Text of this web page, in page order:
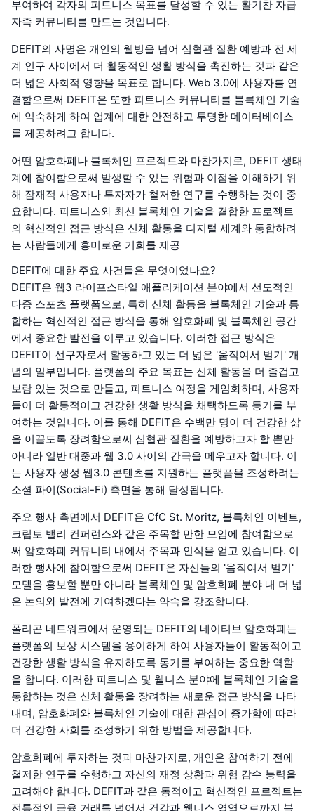
부여하여 각자의 피트니스 목표를 달성할 수 있는 활기찬 자급
자족 커뮤니티를 만드는 것입니다.
DEFIT의 사명은 개인의 웰빙을 넘어 심혈관 질환 예방과 전 세
계 인구 사이에서 더 활동적인 생활 방식을 촉진하는 것과 같은
더 넓은 사회적 영향을 목표로 합니다. Web 3.0에 사용자를 연
결함으로써 DEFIT은 또한 피트니스 커뮤니티를 블록체인 기술
에 익숙하게 하여 업계에 대한 안전하고 투명한 데이터베이스
를 제공하려고 합니다.
어떤 암호화폐나 블록체인 프로젝트와 마찬가지로, DEFIT 생태
계에 참여함으로써 발생할 수 있는 위험과 이점을 이해하기 위
해 잠재적 사용자나 투자자가 철저한 연구를 수행하는 것이 중
요합니다. 피트니스와 최신 블록체인 기술을 결합한 프로젝트
의 혁신적인 접근 방식은 신체 활동을 디지털 세계와 통합하려
는 사람들에게 흥미로운 기회를 제공
DEFIT에 대한 주요 사건들은 무엇이었나요?
DEFIT은 웹3 라이프스타일 애플리케이션 분야에서 선도적인
다중 스포츠 플랫폼으로, 특히 신체 활동을 블록체인 기술과 통
합하는 혁신적인 접근 방식을 통해 암호화폐 및 블록체인 공간
에서 중요한 발전을 이루고 있습니다. 이러한 접근 방식은
DEFIT이 선구자로서 활동하고 있는 더 넓은 '움직여서 벌기' 개
념의 일부입니다. 플랫폼의 주요 목표는 신체 활동을 더 즐겁고
보람 있는 것으로 만들고, 피트니스 여정을 게임화하며, 사용자
들이 더 활동적이고 건강한 생활 방식을 채택하도록 동기를 부
여하는 것입니다. 이를 통해 DEFIT은 수백만 명이 더 건강한 삶
을 이끌도록 장려함으로써 심혈관 질환을 예방하고자 할 뿐만
아니라 일반 대중과 웹 3.0 사이의 간극을 메우고자 합니다. 이
는 사용자 생성 웹3.0 콘텐츠를 지원하는 플랫폼을 조성하려는
소셜 파이(Social-Fi) 측면을 통해 달성됩니다.
주요 행사 측면에서 DEFIT은 CfC St. Moritz, 블록체인 이벤트,
크립토 밸리 컨퍼런스와 같은 주목할 만한 모임에 참여함으로
써 암호화폐 커뮤니티 내에서 주목과 인식을 얻고 있습니다. 이
러한 행사에 참여함으로써 DEFIT은 자신들의 '움직여서 벌기'
모델을 홍보할 뿐만 아니라 블록체인 및 암호화폐 분야 내 더 넓
은 논의와 발전에 기여하겠다는 약속을 강조합니다.
폴리곤 네트워크에서 운영되는 DEFIT의 네이티브 암호화폐는
플랫폼의 보상 시스템을 용이하게 하여 사용자들이 활동적이고
건강한 생활 방식을 유지하도록 동기를 부여하는 중요한 역할
을 합니다. 이러한 피트니스 및 웰니스 분야에 블록체인 기술을
통합하는 것은 신체 활동을 장려하는 새로운 접근 방식을 나타
내며, 암호화폐와 블록체인 기술에 대한 관심이 증가함에 따라
더 건강한 사회를 조성하기 위한 방법을 제공합니다.
암호화폐에 투자하는 것과 마찬가지로, 개인은 참여하기 전에
철저한 연구를 수행하고 자신의 재정 상황과 위험 감수 능력을
고려해야 합니다. DEFIT과 같은 동적이고 혁신적인 프로젝트는
전통적인 금융 거래를 넘어서 건강과 웰니스 영역으로까지 블